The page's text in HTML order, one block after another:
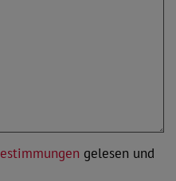
gelesen und